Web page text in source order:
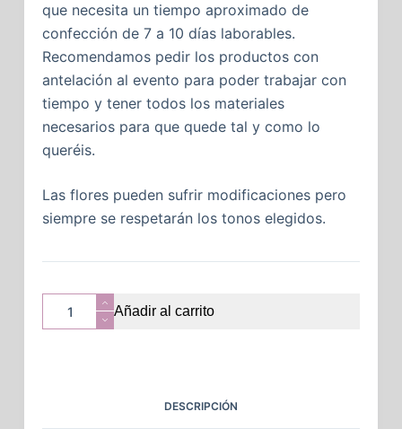
que necesita un tiempo aproximado de
confección de 7 a 10 días laborables.
Recomendamos pedir los productos con
antelación al evento para poder trabajar con
tiempo y tener todos los materiales
necesarios para que quede tal y como lo
queréis.
Las flores pueden sufrir modificaciones pero
siempre se respetarán los tonos elegidos.
Añadir al carrito
DESCRIPCIÓN